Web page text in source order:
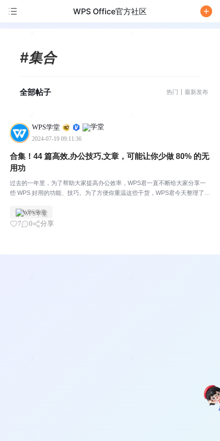
WPS Office官方社区
#集合
全部帖子 热门 最新发布
WPS学堂
2024-07-19 09:11:36
合集！44 篇高效,办公技巧,文章，可能让你少做 80% 的无
用功
过去的一年里，为了帮助大家提高办公效率，WPS君一直不断给大家分享一
些 WPS 好用的功能、技巧。为了方便你重温这些干货，WPS君今天整理了 4
公众号「WPS学院」01高效技巧类：...
WPS学堂
7 0 分享